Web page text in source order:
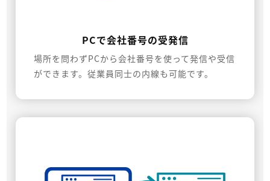
PCで会社番号の受発信
場所を問わずPCから会社番号を使って発信や受信
ができます。従業員同士の内線も可能です。